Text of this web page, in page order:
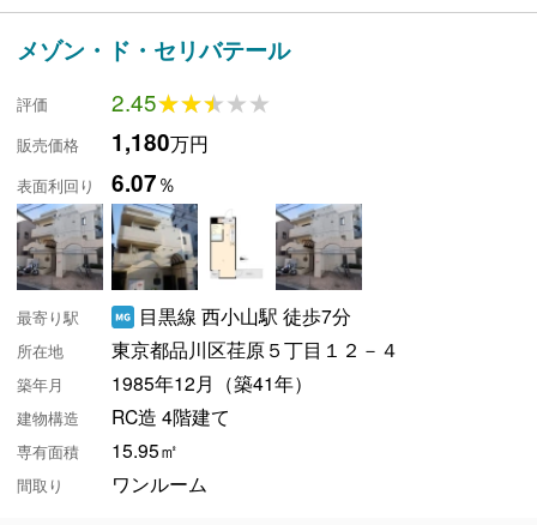
メゾン・ド・セリバテール
評価 2.45★★★★★
★★★★★
販売価格 1,180万円
表面利回り 6.07％
最寄り駅 目黒線 西小山駅 徒歩7分
所在地 東京都品川区荏原５丁目１２－４
築年月 1985年12月（築41年）
建物構造 RC造 4階建て
専有面積 15.95㎡
間取り ワンルーム